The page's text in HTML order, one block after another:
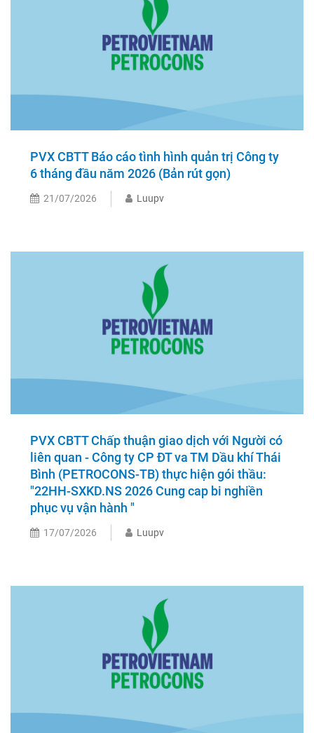
PVX CBTT Báo cáo tình hình quản trị Công ty
6 tháng đầu năm 2026 (Bản rút gọn)
21/07/2026 Luupv
PVX CBTT Chấp thuận giao dịch với Người có
liên quan - Công ty CP ĐT va TM Dầu khí Thái
Bình (PETROCONS-TB) thực hiện gói thầu:
"22HH-SXKD.NS 2026 Cung cap bi nghiền
phục vụ vận hành "
17/07/2026 Luupv